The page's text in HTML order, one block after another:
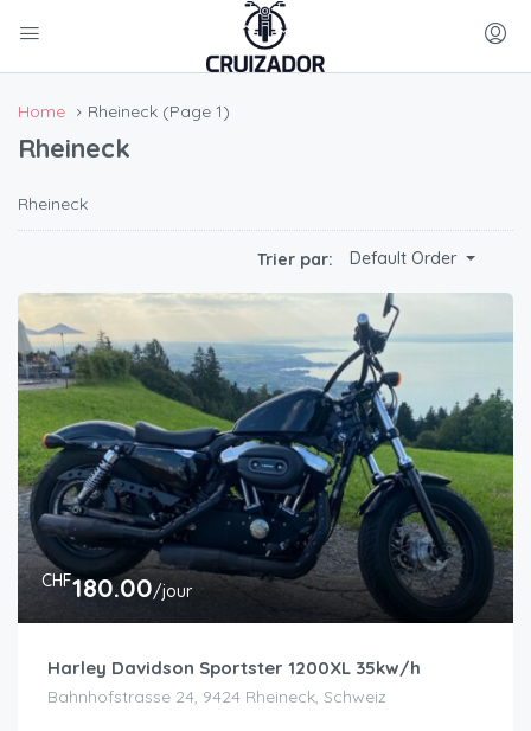
Home Rheineck (Page 1)
Rheineck
Rheineck
Trier par: Default Order
CHF180.00/jour
Harley Davidson Sportster 1200XL 35kw/h
Bahnhofstrasse 24, 9424 Rheineck, Schweiz